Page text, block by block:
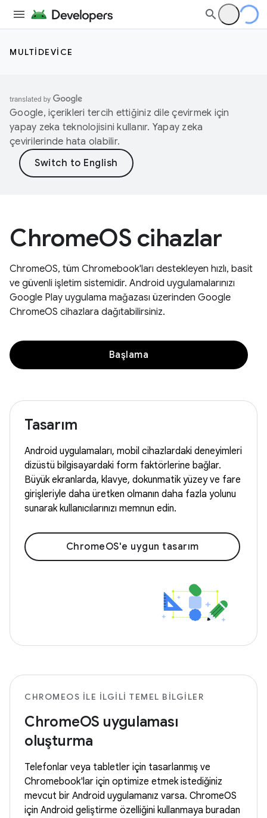
MULTIDEVICE
Google, içerikleri tercih ettiğiniz dile çevirmek için
yapay zeka teknolojisini kullanır. Yapay zeka
çevirilerinde hata olabilir.
ChromeOS cihazlar
ChromeOS, tüm Chromebook'ları destekleyen hızlı, basit
ve güvenli işletim sistemidir. Android uygulamalarınızı
Google Play uygulama mağazası üzerinden Google
ChromeOS cihazlara dağıtabilirsiniz.
Başlama
Tasarım
Android uygulamaları, mobil cihazlardaki deneyimleri
dizüstü bilgisayardaki form faktörlerine bağlar.
Büyük ekranlarda, klavye, dokunmatik yüzey ve fare
girişleriyle daha üretken olmanın daha fazla yolunu
sunarak kullanıcılarınızı memnun edin.
ChromeOS'e uygun tasarım
CHROMEOS ILE ILGILI TEMEL BILGILER
ChromeOS uygulaması
oluşturma
Telefonlar veya tabletler için tasarlanmış ve
Chromebook'lar için optimize etmek istediğiniz
mevcut bir Android uygulamanız varsa. ChromeOS
için Android geliştirme özelliğini kullanmaya buradan